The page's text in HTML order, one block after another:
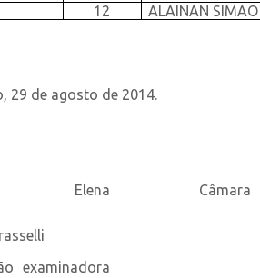
12 ALAINAN
29 de agosto de 2014.
Elena Câmara
examinadora